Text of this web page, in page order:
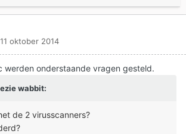
11 oktober 2014
werden onderstaande vragen gesteld.
wabbit:
de 2 virusscanners?